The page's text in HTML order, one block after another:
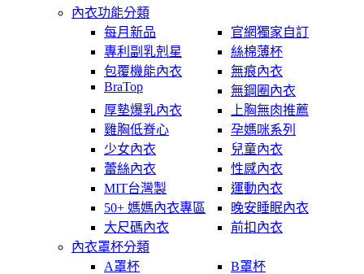
內衣功能分類
每月新品
官網獨家自訂
專利副乳剋星
絲棉薄杯
包覆機能內衣
無痕內衣
BraTop
無鋼圈內衣
厚墊爆乳內衣
上胸無肉推薦
雞胸低脊心
孕媽咪系列
少女內衣
兒童內衣
蕾絲內衣
性感內衣
MIT台灣製
運動內衣
50+ 媽媽內衣專區
晚安睡眠內衣
大尺碼內衣
前扣內衣
內衣罩杯分類
A罩杯
B罩杯